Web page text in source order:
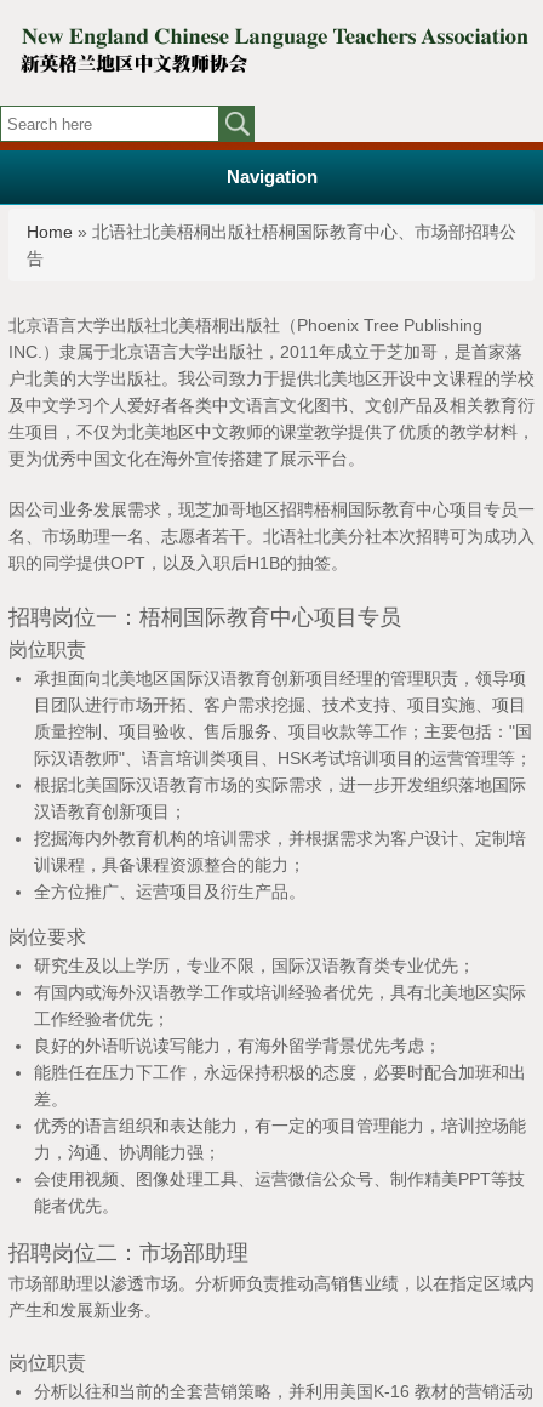
Navigation
You are here
Home » 北语社北美梧桐出版社梧桐国际教育中心、市场部招聘公
告
北京语言大学出版社北美梧桐出版社（Phoenix Tree Publishing
INC.）隶属于北京语言大学出版社，2011年成立于芝加哥，是首家落
户北美的大学出版社。我公司致力于提供北美地区开设中文课程的学校
及中文学习个人爱好者各类中文语言文化图书、文创产品及相关教育衍
生项目，不仅为北美地区中文教师的课堂教学提供了优质的教学材料，
更为优秀中国文化在海外宣传搭建了展示平台。
因公司业务发展需求，现芝加哥地区招聘梧桐国际教育中心项目专员一
名、市场助理一名、志愿者若干。北语社北美分社本次招聘可为成功入
职的同学提供OPT，以及入职后H1B的抽签。
招聘岗位一：梧桐国际教育中心项目专员
岗位职责
承担面向北美地区国际汉语教育创新项目经理的管理职责，领导项
目团队进行市场开拓、客户需求挖掘、技术支持、项目实施、项目
质量控制、项目验收、售后服务、项目收款等工作；主要包括："国
际汉语教师"、语言培训类项目、HSK考试培训项目的运营管理等；
根据北美国际汉语教育市场的实际需求，进一步开发组织落地国际
汉语教育创新项目；
挖掘海内外教育机构的培训需求，并根据需求为客户设计、定制培
训课程，具备课程资源整合的能力；
全方位推广、运营项目及衍生产品。
岗位要求
研究生及以上学历，专业不限，国际汉语教育类专业优先；
有国内或海外汉语教学工作或培训经验者优先，具有北美地区实际
工作经验者优先；
良好的外语听说读写能力，有海外留学背景优先考虑；
能胜任在压力下工作，永远保持积极的态度，必要时配合加班和出
差。
优秀的语言组织和表达能力，有一定的项目管理能力，培训控场能
力，沟通、协调能力强；
会使用视频、图像处理工具、运营微信公众号、制作精美PPT等技
能者优先。
招聘岗位二：市场部助理
市场部助理以渗透市场。分析师负责推动高销售业绩，以在指定区域内
产生和发展新业务。
岗位职责
分析以往和当前的全套营销策略，并利用美国K-16 教材的营销活动